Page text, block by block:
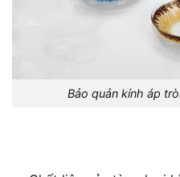
Bảo quản kính áp